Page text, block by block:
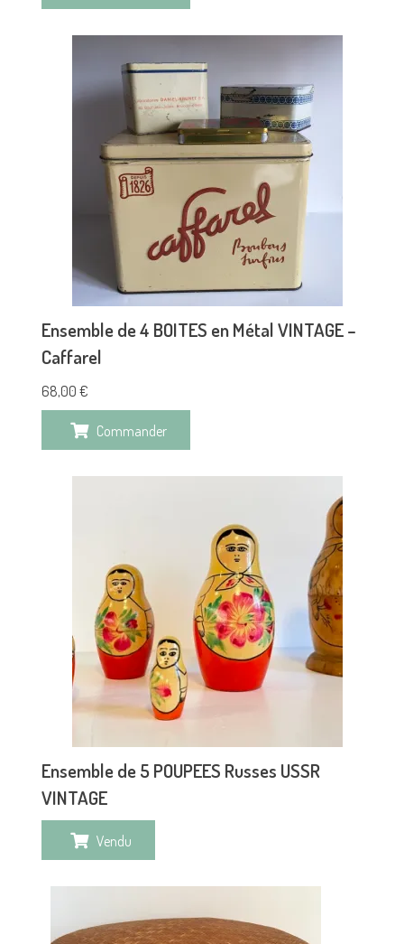
Ensemble de 4 BOITES en Métal VINTAGE –
Caffarel
68,00 €
Commander
Ensemble de 5 POUPEES Russes USSR
VINTAGE
Vendu